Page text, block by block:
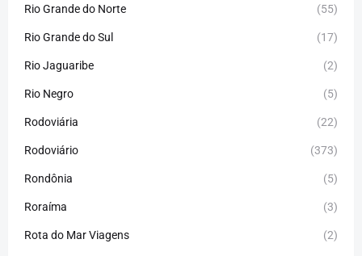
Rio Grande do Norte (55)
Rio Grande do Sul (17)
Rio Jaguaribe (2)
Rio Negro (5)
Rodoviária (22)
Rodoviário (373)
Rondônia (5)
Roraíma (3)
Rota do Mar Viagens (2)